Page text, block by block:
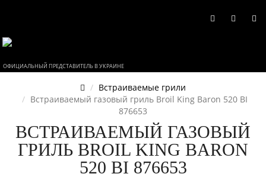
ОФИЦИАЛЬНЫЙ ПРЕДСТАВИТЕЛЬ В УКРАИНЕ
Встраиваемые грили
Встраиваемый газовый гриль Broil King Baron 520 BI
876653
ВСТРАИВАЕМЫЙ ГАЗОВЫЙ
ГРИЛЬ BROIL KING BARON
520 BI 876653